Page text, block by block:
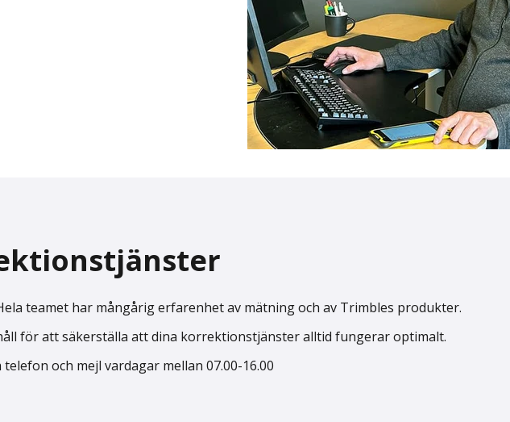
teamet har mångårig erfarenhet av mätning och av Trimbles produkter.
för att säkerställa att dina korrektionstjänster alltid fungerar optimalt.
och mejl vardagar mellan 07.00-16.00